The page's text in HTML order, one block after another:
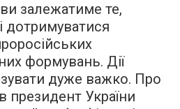
залежатиме те,
дотримуватися
формувань. Дії
дуже важко. Про
президент України